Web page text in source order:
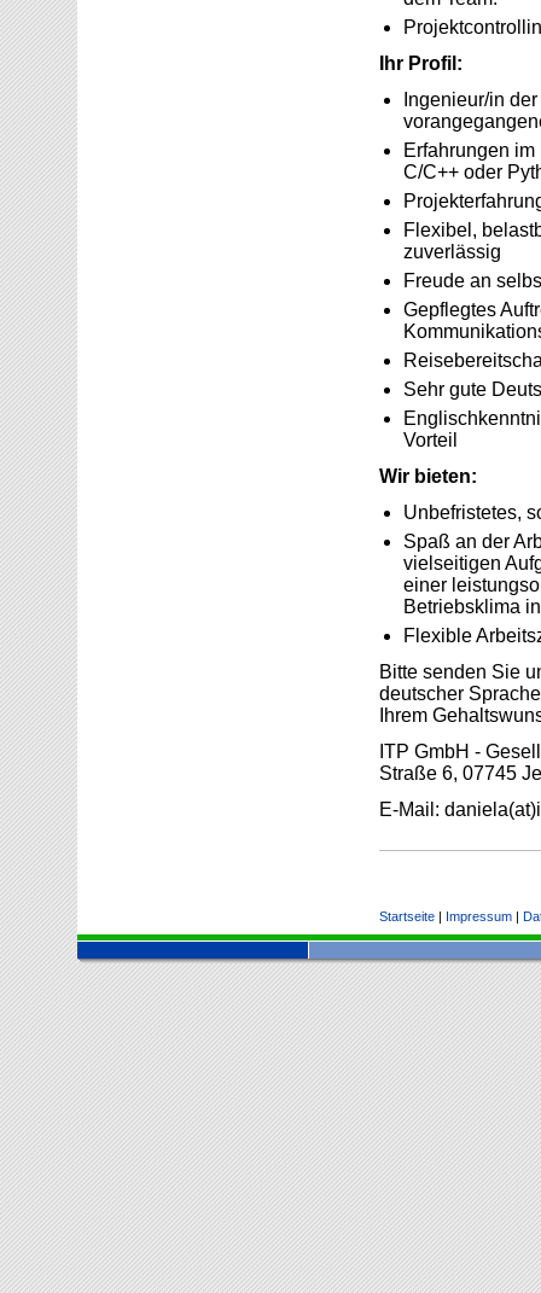
Ihr Profil:
Ingenieur/in
Erfahrungen
C/C++ oder
Flexibel,
zuverlässig
Freude an
Gepflegtes
Sehr gute
Vorteil
Wir bieten:
Unbefristetes,
Spaß an der
vielseitigen
einer
Betriebsklima
Flexible
Bitte senden Sie
deutscher
Ihrem
ITP GmbH -
Straße 6, 07745
E-Mail:
Startseite| Impressum|